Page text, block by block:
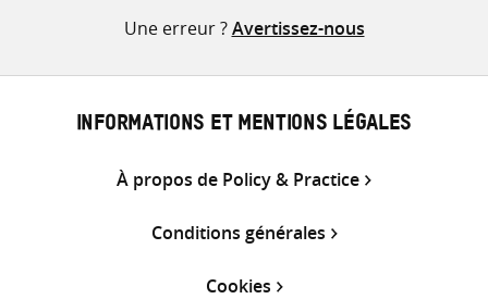
Une erreur ?Avertissez-nous
INFORMATIONS ET MENTIONS LÉGALES
À propos de Policy & Practice
Conditions générales
Cookies